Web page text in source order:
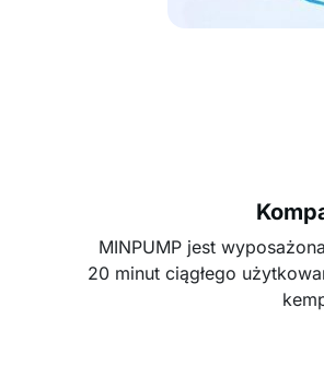
MINPUMP jest
20 minut ciągłego